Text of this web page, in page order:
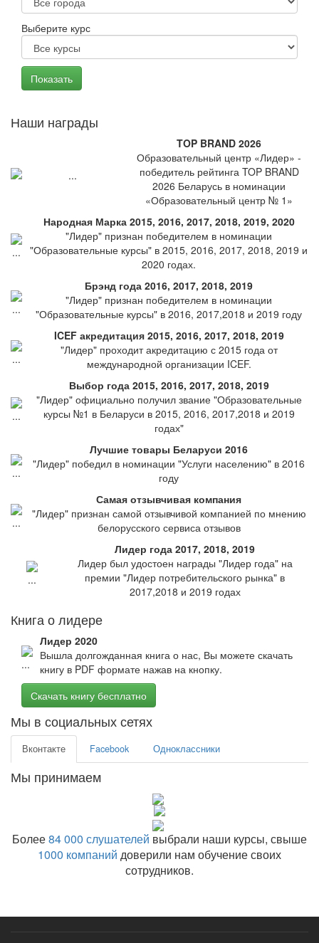
Выберите курс
Наши награды
TOP BRAND 2026
Образовательный центр «Лидер» -
победитель рейтинга TOP BRAND
2026 Беларусь в номинации
«Образовательный центр № 1»
Народная Марка 2015, 2016, 2017, 2018, 2019, 2020
"Лидер" признан победителем в номинации
"Образовательные курсы" в 2015, 2016, 2017, 2018, 2019 и
2020 годах.
Брэнд года 2016, 2017, 2018, 2019
"Лидер" признан победителем в номинации
"Образовательные курсы" в 2016, 2017,2018 и 2019 году
ICEF акредитация 2015, 2016, 2017, 2018, 2019
"Лидер" проходит акредитацию с 2015 года от
международной организации ICEF.
Выбор года 2015, 2016, 2017, 2018, 2019
"Лидер" официально получил звание "Образовательные
курсы №1 в Беларуси в 2015, 2016, 2017,2018 и 2019
годах"
Лучшие товары Беларуси 2016
"Лидер" победил в номинации "Услуги населению" в 2016
году
Самая отзывчивая компания
"Лидер" признан самой отзывчивой компанией по мнению
белорусского сервиса отзывов
Лидер года 2017, 2018, 2019
Лидер был удостоен награды "Лидер года" на
премии "Лидер потребительского рынка" в
2017,2018 и 2019 годах
Книга о лидере
Лидер 2020
Вышла долгожданная книга о нас, Вы можете скачать
книгу в PDF формате нажав на кнопку.
Скачать книгу бесплатно
Мы в социальных сетях
Вконтакте Facebook Одноклассники
Мы принимаем
Более84 000 слушателей выбрали наши курсы, свыше
1000 компаний доверили нам обучение своих
сотрудников.